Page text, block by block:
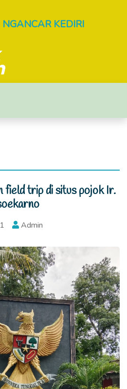
NGANCAR KEDIRI
field trip di situs pojok Ir.
Admin